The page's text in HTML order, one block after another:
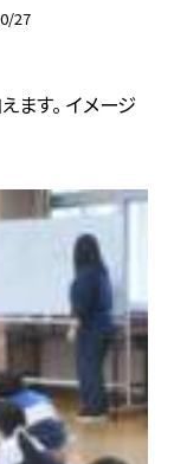
27
ます。 イメージ